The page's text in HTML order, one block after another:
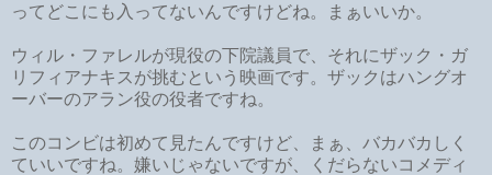
ってどこにも入ってないんですけどね。まぁいいか。
ウィル・ファレルが現役の下院議員で、それにザック・ガ
リフィアナキスが挑むという映画です。ザックはハングオ
ーバーのアラン役の役者ですね。
このコンビは初めて見たんですけど、まぁ、バカバカしく
ていいですね。嫌いじゃないですが、くだらないコメディ